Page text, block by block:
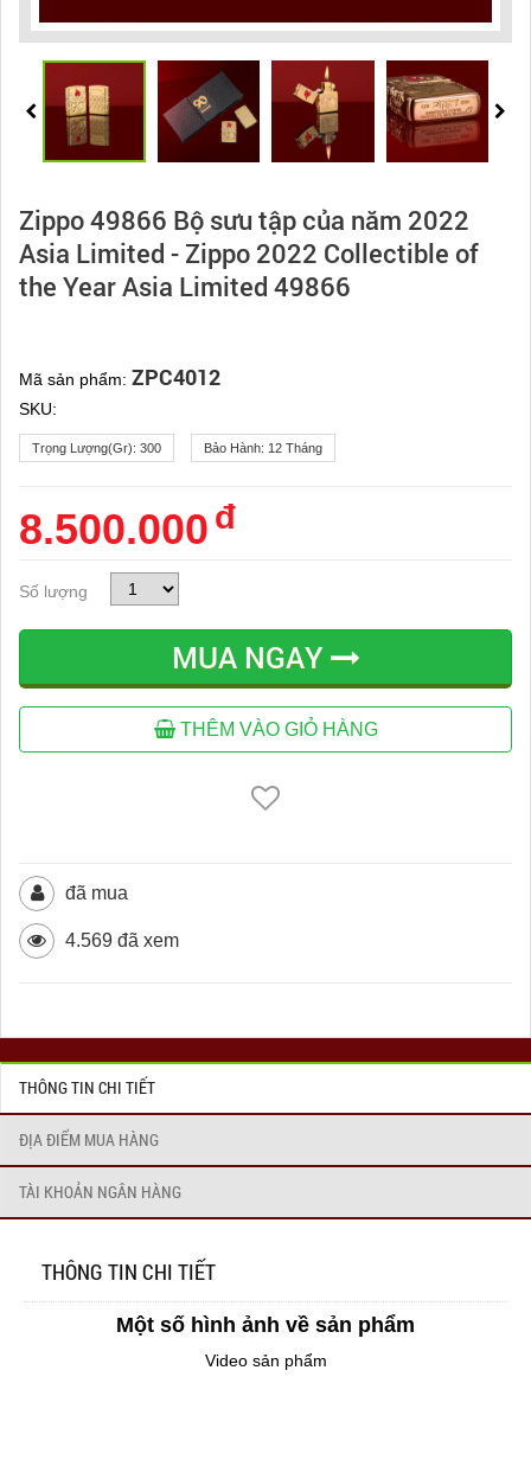
Zippo 49866 Bộ sưu tập của năm 2022
Asia Limited - Zippo 2022 Collectible of
the Year Asia Limited 49866
Mã sản phẩm: ZPC4012
SKU:
Trọng Lượng(gr): 300 Bảo Hành: 12 Tháng
8.500.000 đ
Số lượng
MUA NGAY
THÊM VÀO GIỎ HÀNG
đã mua
4.569 đã xem
THÔNG TIN CHI TIẾT
ĐỊA ĐIỂM MUA HÀNG
TÀI KHOẢN NGÂN HÀNG
THÔNG TIN CHI TIẾT
Một số hình ảnh về sản phẩm
Video sản phẩm